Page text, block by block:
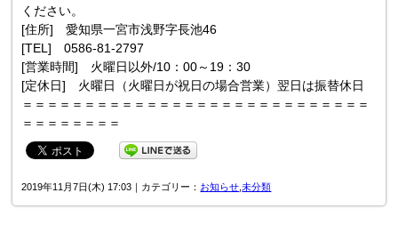
ください。
[住所] 愛知県一宮市浅野字長池46
[TEL] 0586-81-2797
[営業時間] 火曜日以外/10：00～19：30
[定休日] 火曜日（火曜日が祝日の場合営業）翌日は振替休日
＝＝＝＝＝＝＝＝＝＝＝＝＝＝＝＝＝＝＝＝＝＝＝＝＝＝＝＝
＝＝＝＝＝＝＝＝
2019年11月7日(木) 17:03｜カテゴリー： お知らせ ,未分類